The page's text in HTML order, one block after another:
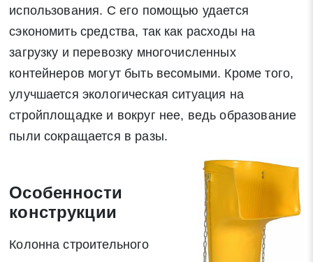
использования. С его помощью удается
сэкономить средства, так как расходы на
загрузку и перевозку многочисленных
контейнеров могут быть весомыми. Кроме того,
улучшается экологическая ситуация на
стройплощадке и вокруг нее, ведь образование
пыли сокращается в разы.
Особенности
конструкции
Колонна строительного